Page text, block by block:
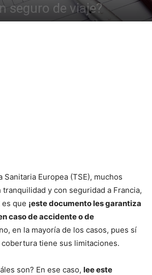
seguro de viaje?
Sanitaria Europea (TSE), muchos
y con seguridad a Francia,
es que ¡este documento les garantiza
caso de accidente o de
en la mayoría de los casos, pues sí
tiene sus limitaciones.
son? En ese caso, lee este